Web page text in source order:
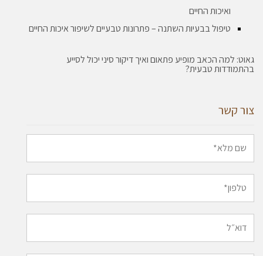
ואיכות החיים
טיפול בבעיות השתנה – פתרונות טבעיים לשיפור איכות החיים
גאוט: למה הכאב מופיע פתאום ואיך דיקור סיני יכול לסייע
בהתמודדות טבעית?
צור קשר